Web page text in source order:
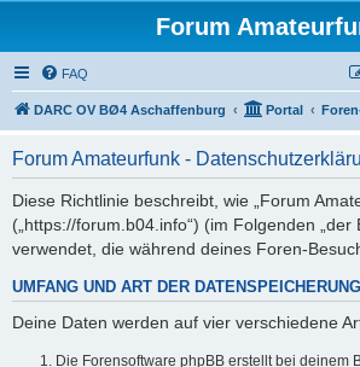
Forum
FAQ
DARC OV BØ4 Aschaffenburg Portal
Forum Amateurfunk -
Diese Richtlinie beschreibt, wie „Forum
(„https://forum.b04.info“) (im Folgenden „der
verwendet, die während deines Foren-
UMFANG UND ART DER DATENSPEICHERUNG
Deine Daten werden auf vier verschiedene
Die Forensoftware phpBB erstellt bei deinem